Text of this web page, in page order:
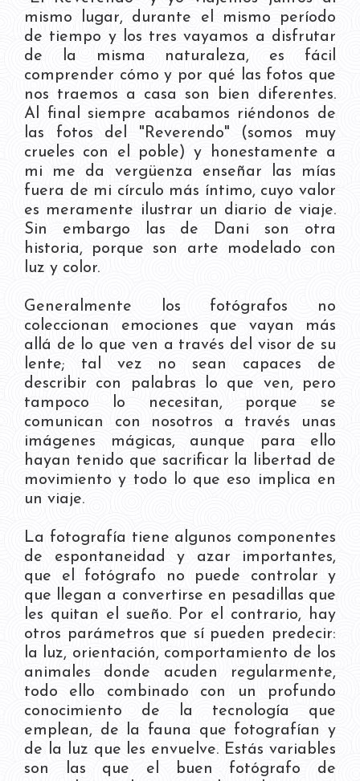
mismo lugar, durante el mismo período
de tiempo y los tres vayamos a disfrutar
de la misma naturaleza, es fácil
comprender cómo y por qué las fotos que
nos traemos a casa son bien diferentes.
Al final siempre acabamos riéndonos de
las fotos del "Reverendo" (somos muy
crueles con el poble) y honestamente a
mi me da vergüenza enseñar las mías
fuera de mi círculo más íntimo, cuyo valor
es meramente ilustrar un diario de viaje.
Sin embargo las de Dani son otra
historia, porque son arte modelado con
luz y color.
Generalmente los fotógrafos no
coleccionan emociones que vayan más
allá de lo que ven a través del visor de su
lente; tal vez no sean capaces de
describir con palabras lo que ven, pero
tampoco lo necesitan, porque se
comunican con nosotros a través unas
imágenes mágicas, aunque para ello
hayan tenido que sacrificar la libertad de
movimiento y todo lo que eso implica en
un viaje.
La fotografía tiene algunos componentes
de espontaneidad y azar importantes,
que el fotógrafo no puede controlar y
que llegan a convertirse en pesadillas que
les quitan el sueño. Por el contrario, hay
otros parámetros que sí pueden predecir:
la luz, orientación, comportamiento de los
animales donde acuden regularmente,
todo ello combinado con un profundo
conocimiento de la tecnología que
emplean, de la fauna que fotografían y
de la luz que les envuelve. Estás variables
son las que el buen fotógrafo de